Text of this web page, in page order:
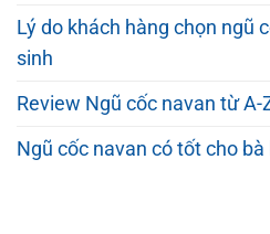
Lý do khách hàng chọn ngũ
sinh
Review Ngũ cốc navan từ A-
Ngũ cốc navan có tốt cho bà